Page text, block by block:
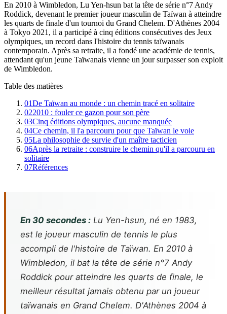
En 2010 à Wimbledon, Lu Yen-hsun bat la tête de série n°7 Andy
Roddick, devenant le premier joueur masculin de Taïwan à atteindre
les quarts de finale d'un tournoi du Grand Chelem. D'Athènes 2004
à Tokyo 2021, il a participé à cinq éditions consécutives des Jeux
olympiques, un record dans l'histoire du tennis taïwanais
contemporain. Après sa retraite, il a fondé une académie de tennis,
attendant qu'un jeune Taïwanais vienne un jour surpasser son exploit
de Wimbledon.
Table des matières
01De Taïwan au monde : un chemin tracé en solitaire
022010 : fouler ce gazon pour son père
03Cinq éditions olympiques, aucune manquée
04Ce chemin, il l'a parcouru pour que Taïwan le voie
05La philosophie de survie d'un maître tacticien
06Après la retraite : construire le chemin qu'il a parcouru en
solitaire
07Références
En 30 secondes : Lu Yen-hsun, né en 1983,
est le joueur masculin de tennis le plus
accompli de l'histoire de Taïwan. En 2010 à
Wimbledon, il bat la tête de série n°7 Andy
Roddick pour atteindre les quarts de finale, le
meilleur résultat jamais obtenu par un joueur
taïwanais en Grand Chelem. D'Athènes 2004 à